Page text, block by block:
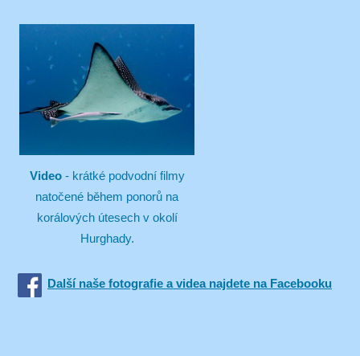
Video- krátké podvodní filmy
natočené během ponorů na
korálových útesech v okolí
Hurghady.
Další naše fotografie a videa najdete na Facebooku